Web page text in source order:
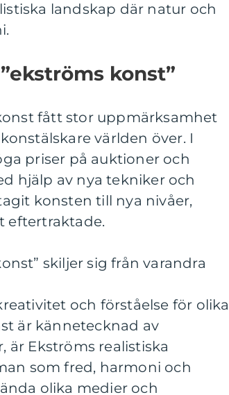
landskap där natur och
konst”
fått stor uppmärksamhet
världen över. I
priser på auktioner och
hjälp av nya tekniker och
konsten till nya nivåer,
eftertraktade.
skiljer sig från varandra
och förståelse för olika
är kännetecknad av
är Ekströms realistiska
som fred, harmoni och
olika medier och